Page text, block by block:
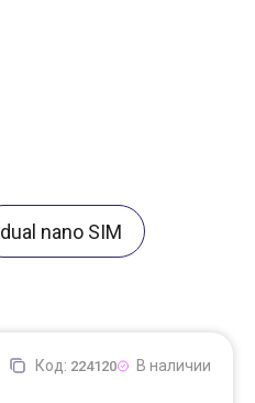
dual nano SIM
Код: 224120 В наличии